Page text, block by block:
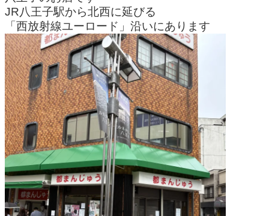
JR八王子駅から北西に延びる
「西放射線ユーロード」沿いにあります